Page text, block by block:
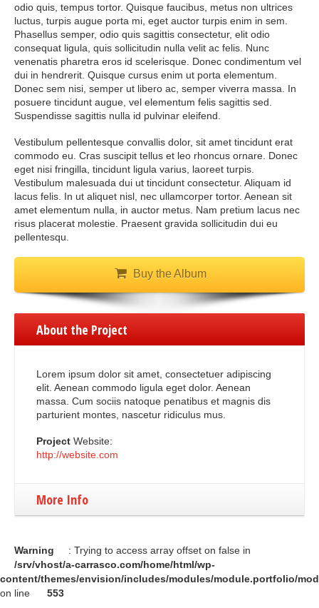
odio quis, tempus tortor. Quisque faucibus, metus non ultrices
luctus, turpis augue porta mi, eget auctor turpis enim in sem.
Phasellus semper, odio quis sagittis consectetur, elit odio
consequat ligula, quis sollicitudin nulla velit ac felis. Nunc
venenatis pharetra eros id scelerisque. Donec condimentum vel
dui in hendrerit. Quisque cursus enim ut porta elementum.
Donec sem nisi, semper ut libero ac, semper viverra massa. In
posuere tincidunt augue, vel elementum felis sagittis sed.
Suspendisse sagittis nulla id pulvinar eleifend.
Vestibulum pellentesque convallis dolor, sit amet tincidunt erat
commodo eu. Cras suscipit tellus et leo rhoncus ornare. Donec
eget nisi fringilla, tincidunt ligula varius, laoreet turpis.
Vestibulum malesuada dui ut tincidunt consectetur. Aliquam id
lacus felis. In ut aliquet nisl, nec ullamcorper tortor. Aenean sit
amet elementum nulla, in auctor metus. Nam pretium lacus nec
risus placerat molestie. Praesent gravida sollicitudin dui eu
pellentesqu.
Buy the Album
About the Project
Lorem ipsum dolor sit amet, consectetuer adipiscing
elit. Aenean commodo ligula eget dolor. Aenean
massa. Cum sociis natoque penatibus et magnis dis
parturient montes, nascetur ridiculus mus.
Project Website:
http://website.com
More Info
Warning
: Trying to access array offset on false in
/srv/vhost/a-carrasco.com/home/html/wp-
content/themes/envision/includes/modules/module.portfolio/
on line
553